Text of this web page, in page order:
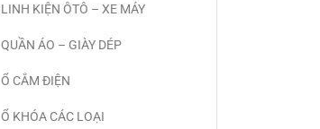
LINH KIỆN ÔTÔ – XE MÁY
QUẦN ÁO – GIÀY DÉP
Ổ CẮM ĐIỆN
Ổ KHÓA CÁC LOẠI